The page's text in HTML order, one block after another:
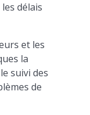
délais
et les
la
suivi des
de